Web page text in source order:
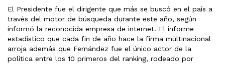
El Presidente fue el dirigente que más se buscó en el país a
través del motor de búsqueda durante este año, según
informó la reconocida empresa de internet. El informe
estadístico que cada fin de año hace la firma multinacional
arroja además que Fernández fue el único actor de la
política entre los 10 primeros del ranking, rodeado por